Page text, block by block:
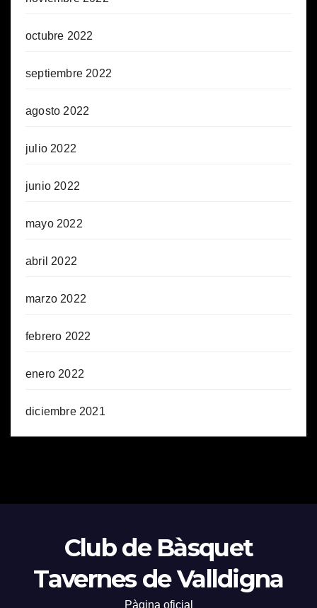
octubre 2022
septiembre 2022
agosto 2022
julio 2022
junio 2022
mayo 2022
abril 2022
marzo 2022
febrero 2022
enero 2022
diciembre 2021
Club de Bàsquet
Tavernes de Valldigna
Pàgina oficial